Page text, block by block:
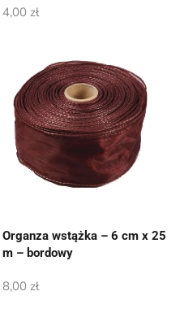
4,00 zł
Organza wstążka – 6 cm x 25
m – bordowy
8,00 zł